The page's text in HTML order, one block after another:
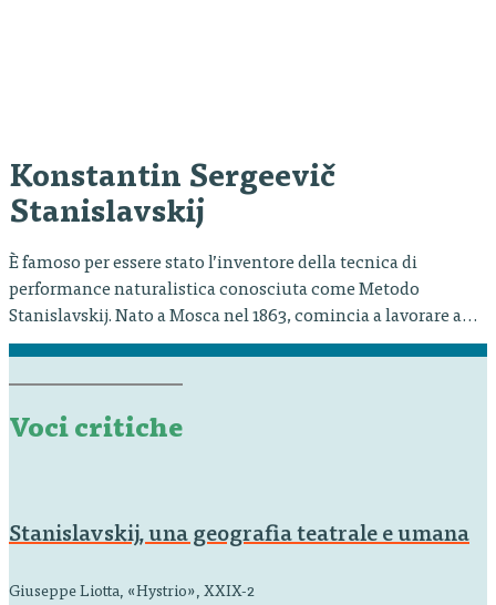
Konstantin Sergeevič
Stanislavskij
È famoso per essere stato l’inventore della tecnica di
performance naturalistica conosciuta come Metodo
Stanislavskij. Nato a Mosca nel 1863, comincia a lavorare a
teatro da giovane grazie anche alla sua famiglia, visto che
poi partecipare…
Voci critiche
Stanislavskij, una geografia teatrale e umana
Giuseppe Liotta, «Hystrio», XXIX-2